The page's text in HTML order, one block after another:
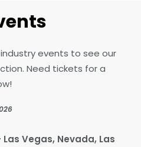
events to see our
Need tickets for a
Vegas, Nevada, Las